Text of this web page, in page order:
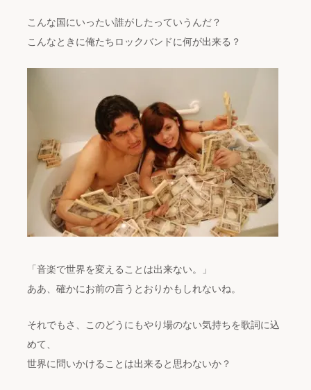
こんな国にいったい誰がしたっていうんだ？
こんなときに俺たちロックバンドに何が出来る？
「音楽で世界を変えることは出来ない。」
ああ、確かにお前の言うとおりかもしれないね。
それでもさ、このどうにもやり場のない気持ちを歌詞に込
めて、
世界に問いかけることは出来ると思わないか？